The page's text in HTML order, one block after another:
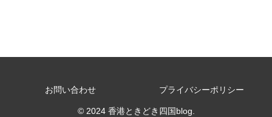
お問い合わせ プライバシーポリシー
© 2024 香港ときどき四国blog.